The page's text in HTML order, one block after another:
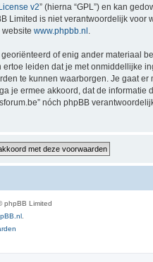
v2” (hierna “GPL”) en kan
Limited is niet verantwoordelijk voor
www.phpbb.nl .
of enig ander materiaal
leiden dat je met onmiddellijke
te kunnen waarborgen. Je gaat er
je ermee akkoord, dat de informatie
nóch phpBB
phpBB Limited